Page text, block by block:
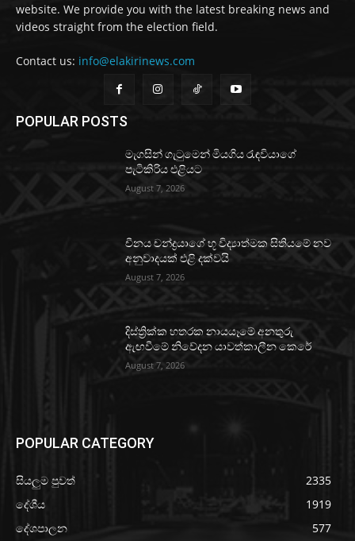
website. We provide you with the latest breaking news and
videos straight from the election field.
Contact us: info@elakirinews.com
POPULAR POSTS
මැගසින් ගැටුමෙන් මියගිය රැඳවියාගේ
පැටිකිරිය එළියට
August 7, 2026
චීනය චන්ද්‍රයාගේ භූ විද්‍යාත්මක සිතියමේ නව
අනුවාදයක් එළි දක්වයි
August 7, 2026
දිස්ත්‍රික්ක හතරක නායයෑමේ අනතුරු
ඇඟවීමේ නිවේදන යාවත්කාලීන කෙරේ
August 7, 2026
POPULAR CATEGORY
සියලුම පුවත්
2335
දේශීය
1919
දේශපාලන
577